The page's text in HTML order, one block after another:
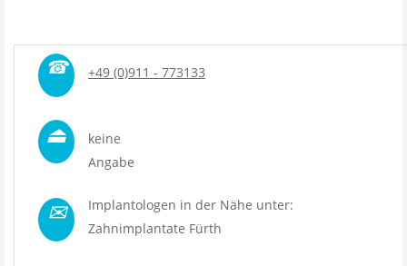
☎ +49 (0)911 - 773133
⏏
keine
Angabe
✉
Implantologen in der Nähe unter:
Zahnimplantate Fürth